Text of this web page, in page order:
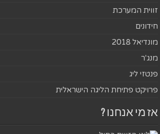
זווית המערכת
חידונים
מונדיאל 2018
מנג'ר
פנטזי ליג
פרויקט פתיחת הליגה הישראלית
אז מי אנחנו ?